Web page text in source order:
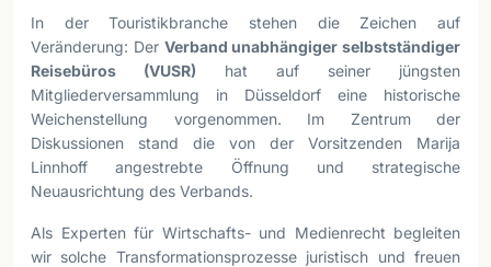
In der Touristikbranche stehen die Zeichen auf
Veränderung: Der Verband unabhängiger selbstständiger
Reisebüros (VUSR) hat auf seiner jüngsten
Mitgliederversammlung in Düsseldorf eine historische
Weichenstellung vorgenommen. Im Zentrum der
Diskussionen stand die von der Vorsitzenden Marija
Linnhoff angestrebte Öffnung und strategische
Neuausrichtung des Verbands.
Als Experten für Wirtschafts- und Medienrecht begleiten
wir solche Transformationsprozesse juristisch und freuen